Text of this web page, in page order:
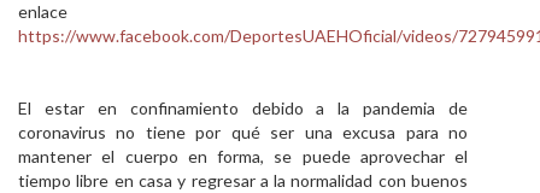
enlace
https://www.facebook.com/DeportesUAEHOficial/videos/
El estar en confinamiento debido a la pandemia de
coronavirus no tiene por qué ser una excusa para no
mantener el cuerpo en forma, se puede aprovechar el
tiempo libre en casa y regresar a la normalidad con buenos